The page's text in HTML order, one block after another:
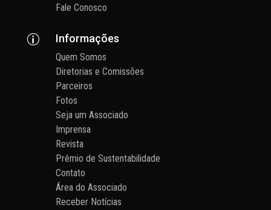
Fale Conosco
p Informações
Quem Somos
Diretorias e Comissões
Parceiros
Fotos
Seja um Associado
Imprensa
Revista
Prêmio de Sustentabilidade
Contato
Área do Associado
Receber Notícias